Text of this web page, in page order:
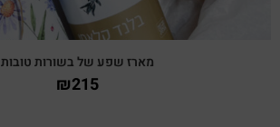
מארז שפע של בשורות טובות
₪215